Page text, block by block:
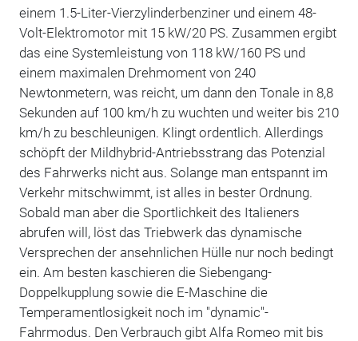
einem 1.5-Liter-Vierzylinderbenziner und einem 48-
Volt-Elektromotor mit 15 kW/20 PS. Zusammen ergibt
das eine Systemleistung von 118 kW/160 PS und
einem maximalen Drehmoment von 240
Newtonmetern, was reicht, um dann den Tonale in 8,8
Sekunden auf 100 km/h zu wuchten und weiter bis 210
km/h zu beschleunigen. Klingt ordentlich. Allerdings
schöpft der Mildhybrid-Antriebsstrang das Potenzial
des Fahrwerks nicht aus. Solange man entspannt im
Verkehr mitschwimmt, ist alles in bester Ordnung.
Sobald man aber die Sportlichkeit des Italieners
abrufen will, löst das Triebwerk das dynamische
Versprechen der ansehnlichen Hülle nur noch bedingt
ein. Am besten kaschieren die Siebengang-
Doppelkupplung sowie die E-Maschine die
Temperamentlosigkeit noch im "dynamic"-
Fahrmodus. Den Verbrauch gibt Alfa Romeo mit bis